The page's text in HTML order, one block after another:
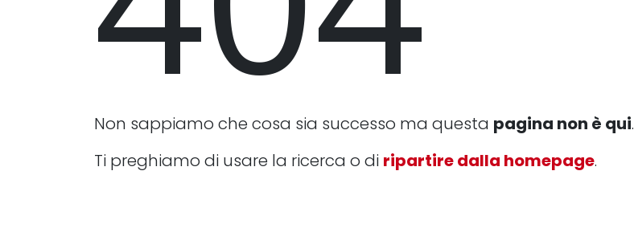
Non sappiamo che cosa sia successo ma questa pagina non è qui.
Ti preghiamo di usare la ricerca o di ripartire dalla homepage.